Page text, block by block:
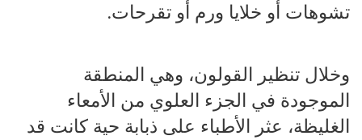
تشوهات أو خلايا ورم أو تقرحات.
وخلال تنظير القولون، وهي المنطقة
الموجودة في الجزء العلوي من الأمعاء
الغليظة، عثر الأطباء على ذبابة حية كانت قد